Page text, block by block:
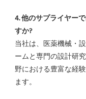
4. 他のサプライヤー
すか?
当社は、医薬機械・
ームと専門の設計研
野における豊富な経
ます。